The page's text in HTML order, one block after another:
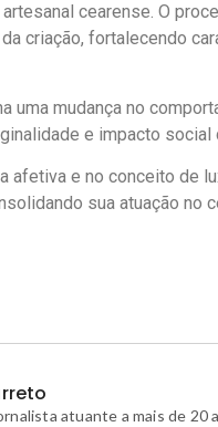
cearense. O
criação, fortalecendo
uma mudança no
e impacto social
afetiva e no conceito de
sua atuação no
atuante a mais de 20